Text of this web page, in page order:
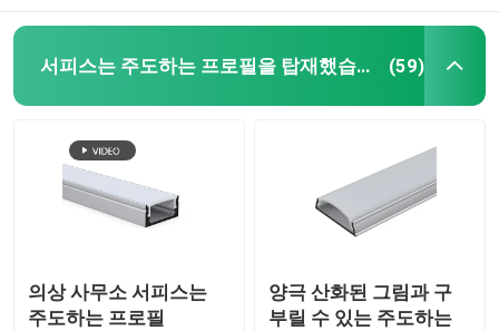
중단된 주도하는 프로필
COB는 스트립을 이끌었습니다
LED 네온사인 플렉스 불빛
서피스는 주도하는 프로필을 탑재했습니다 (59)
의상 사무소 서피스는
주도하는 프로필
양극 산화된 그림과 구
부릴 수 있는 주도하는